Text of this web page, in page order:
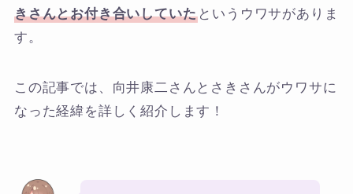
きさんとお付き合いしていた というウワサがありま
す。
この記事では、向井康二さんとさきさんがウワサに
なった経緯を詳しく紹介します！